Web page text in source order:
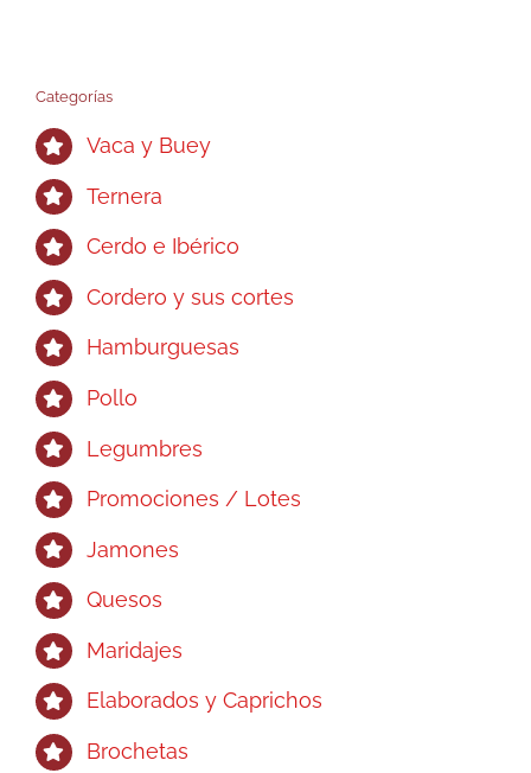
Categorías
Vaca y Buey
Ternera
Cerdo e Ibérico
Cordero y sus cortes
Hamburguesas
Pollo
Legumbres
Promociones / Lotes
Jamones
Quesos
Maridajes
Elaborados y Caprichos
Brochetas